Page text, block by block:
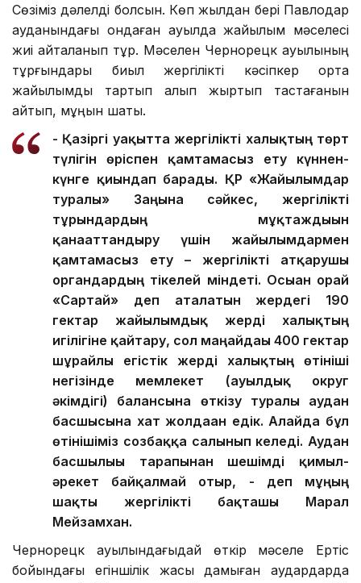
Сөзіміз дәлелді болсын. Көп жылдан бері Павлодар
ауданындағы ондаған ауылда жайылым мәселесі
жиі қайталанып тұр. Мәселен Чернорецк ауылының
тұрғындары биыл жергілікті кәсіпкер ортақ
жайылымды тартып алып жыртып тастағанын
айтып, мұңын шақты.
- Қазіргі уақытта жергілікті халықтың төрт
түлігін өріспен қамтамасыз ету күннен-
күнге қиындап барады. ҚР «Жайылымдар
туралы» Заңына сәйкес, жергілікті
тұрғындардың мұқтаждығын
қанағаттандыру үшін жайылымдармен
қамтамасыз ету – жергілікті атқарушы
органдардың тікелей міндеті. Осыған орай
«Сартай» деп аталатын жердегі 190
гектар жайылымдық жерді халықтың
игілігіне қайтару, сол маңайдағы 400 гектар
шұрайлы егістік жерді халықтың өтініші
негізінде мемлекет (ауылдық округ
әкімдігі) балансына өткізу туралы аудан
басшысына хат жолдаған едік. Алайда бұл
өтінішіміз созбаққа салынып келеді. Аудан
басшылығы тарапынан шешімді қимыл-
әрекет байқалмай отыр, - деп мұңың
шақты жергілікті бақташы Марал
Мейзамхан.
Чернорецк ауылындағыдай өткір мәселе Ертіс
бойындағы егіншілік жақсы дамыған аудардарда